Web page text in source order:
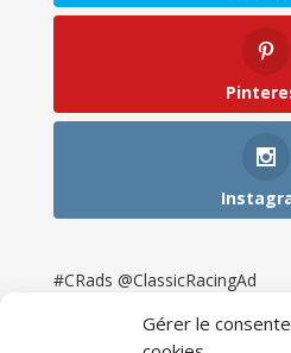
Gérer le
#CRads @ClassicRacingAd